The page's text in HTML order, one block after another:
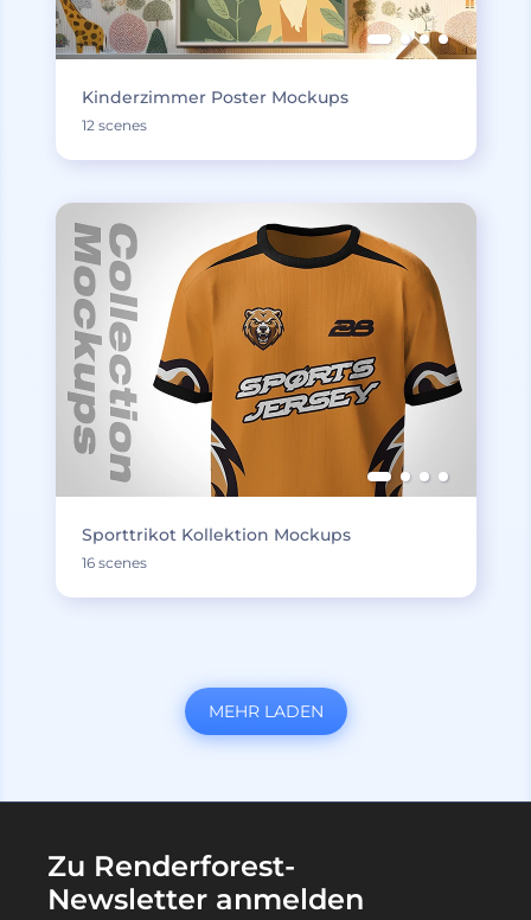
Kinderzimmer Poster Mockups
12 scenes
Sporttrikot Kollektion Mockups
16 scenes
MEHR LADEN
Zu Renderforest-
Newsletter anmelden